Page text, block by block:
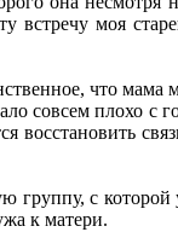
встречу моя
что мама
совсем плохо с
группу, с
к матери.